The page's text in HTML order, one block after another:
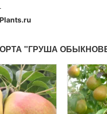
"ГРУША